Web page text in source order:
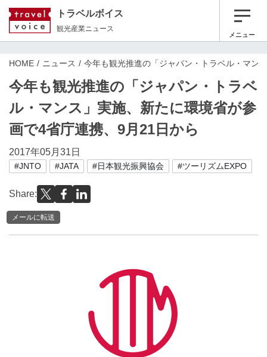
トラベルボイス
観光産業ニュース
メニュー
HOME ニュース 今年も観光推進の「ジャパン・トラベル・マン
今年も観光推進の「ジャパン・トラベ
ル・マンス」実施、新たに環境省が参
画で4省庁連携、9月21日から
2017年05月31日
#JNTO #JATA #日本観光振興協会 #ツーリズムEXPO
Share:
メールに転送